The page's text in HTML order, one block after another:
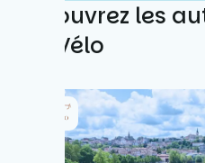
Découvrez les
Via Vélo